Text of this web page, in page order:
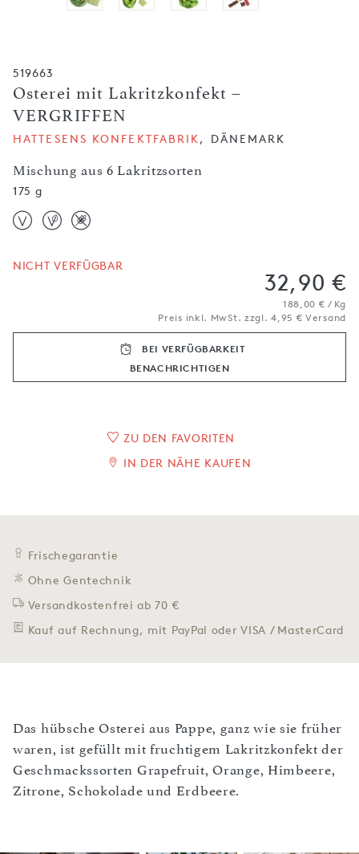
519663
Osterei mit Lakritzkonfekt –
VERGRIFFEN
Mischung aus 6 Lakritzsorten
HATTESENS KONFEKTFABRIK, DÄNEMARK
175 g
NICHT VERFÜGBAR
32,90 €
188,00 € / Kg
Preis inkl. MwSt. zzgl. 4,95 € Versand
BEI VERFÜGBARKEIT
BENACHRICH­TIGEN
ZU DEN FAVORITEN
IN DER NÄHE KAUFEN
Frischegarantie
Ohne Gentechnik
Versandkostenfrei ab 70 €
Kauf auf Rechnung, mit PayPal oder VISA / MasterCard
Das hübsche Osterei aus Pappe, ganz wie sie früher
waren, ist gefüllt mit fruchtigem Lakritzkonfekt der
Geschmackssorten Grapefruit, Orange, Himbeere,
Zitrone, Schokolade und Erdbeere.